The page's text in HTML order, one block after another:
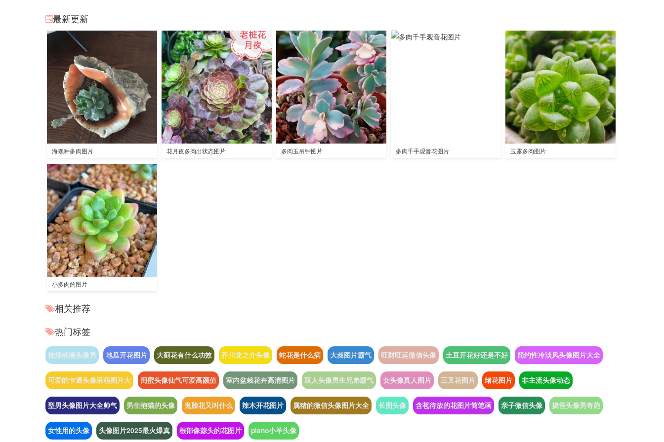
最新更新
海螺种多肉图片 花月夜多肉出状态图片 多肉玉吊钟图片 多肉千手观音花图片 玉露多肉图片
小多肉的图片
相关推荐
热门标签
抽烟动漫头像男 地瓜开花图片 大蓟花有什么功效 芥川龙之介头像 蛇花是什么病 大叔图片霸气 旺财旺运微信头像 土豆开花好还是不好 简约性冷淡风头像图片大全
可爱的卡通头像呆萌图片大 闺蜜头像仙气可爱高颜值 室内盆栽花卉高清图片 双人头像男生兄弟霸气 女头像真人图片 三叉花图片 绪花图片 非主流头像动态
型男头像图片大全帅气 男生抱猫的头像 鬼脸花又叫什么 辣木开花图片 属猪的微信头像图片大全 长图头像 含苞待放的花图片简笔画 亲子微信头像 搞怪头像男奇葩
女性用的头像 头像图片2025最火爆真 根部像蒜头的花图片 piano小羊头像